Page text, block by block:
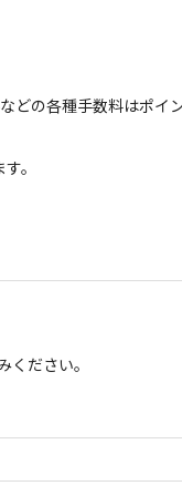
の各種手数料はポイ
。
ださい。